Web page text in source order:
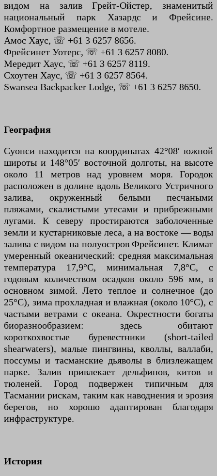
видом на залив Грейт-Ойстер, знаменитый
национальный парк Хазардс и Фрейсине.
Комфортное размещение в мотеле.
Амос Хаус, ☏ +61 3 6257 8656.
Фрейсинет Уотерс, ☏ +61 3 6257 8080.
Мередит Хаус, ☏ +61 3 6257 8119.
Схоутен Хаус, ☏ +61 3 6257 8564.
Swansea Backpacker Lodge, ☏ +61 3 6257 8650.
География
Суонси находится на координатах 42°08′ южной
широты и 148°05′ восточной долготы, на высоте
около 11 метров над уровнем моря. Городок
расположен в долине вдоль Великого Устричного
залива, окруженный белыми песчаными
пляжами, скалистыми утесами и прибрежными
лугами. К северу простираются заболоченные
земли и кустарниковые леса, а на востоке — воды
залива с видом на полуостров Фрейсинет. Климат
умеренный океанический: средняя максимальная
температура 17,9°C, минимальная 7,8°C, с
годовым количеством осадков около 596 мм, в
основном зимой. Лето теплое и солнечное (до
25°C), зима прохладная и влажная (около 10°C), с
частыми ветрами с океана. Окрестности богаты
биоразнообразием: здесь обитают
короткохвостые буревестники (short-tailed
shearwaters), малые пингвины, кволлы, валлаби,
поссумы и тасманские дьяволы в близлежащем
парке. Залив привлекает дельфинов, китов и
тюленей. Город подвержен типичным для
Тасмании рискам, таким как наводнения и эрозия
берегов, но хорошо адаптирован благодаря
инфраструктуре.
История